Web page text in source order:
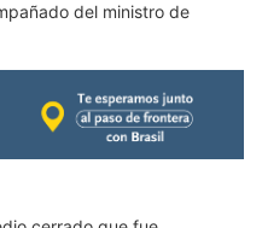
del ministro de